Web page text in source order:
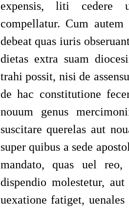
expensis, liti cedere
compellatur. Cum
debeat quas iuris
dietas extra suam
trahi possit, nisi de
de hac constitutione
nouum genus
suscitare querelas aut
super quibus a sede
mandato, quas uel
dispendio molestetur,
uexatione fatiget,